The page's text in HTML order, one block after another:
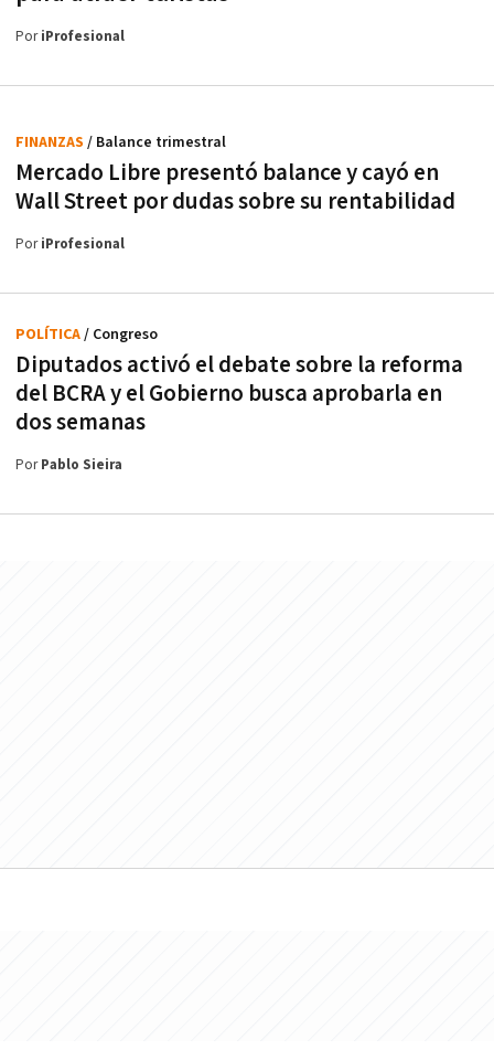
PoriProfesional
Mercado Libre presentó balance y cayó en
Wall Street por dudas sobre su rentabilidad
FINANZAS / Balance trimestral
PoriProfesional
Diputados activó el debate sobre la reforma
del BCRA y el Gobierno busca aprobarla en
dos semanas
POLÍTICA/ Congreso
PorPablo Sieira